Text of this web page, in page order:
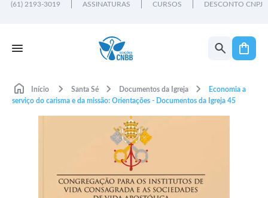
(61) 2193-3019 ASSINATURAS CURSOS DESCONTO CNPJ
Início Santa Sé Documentos da Igreja
Economia a
serviço do carisma e da missão: Orientações - Documentos da Igreja 45